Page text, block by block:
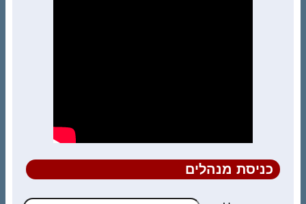
כניסת מנהלים